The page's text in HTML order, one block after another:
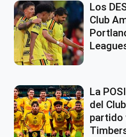
Los
Club
La
del
partido